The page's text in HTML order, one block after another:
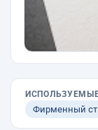
Фирменный